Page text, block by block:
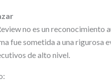
no es un reconocimiento
fue sometida a una rigurosa
de alto nivel.